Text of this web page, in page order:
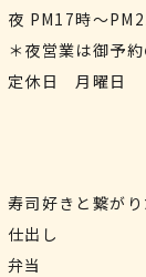
夜 PM17時〜
＊夜営業は御予
定休日 月曜日
寿司好きと繋がり
仕出し
弁当